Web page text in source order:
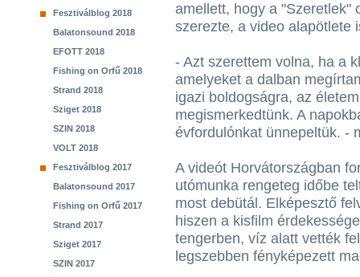
Fesztiválblog 2018
Balatonsound 2018
EFOTT 2018
Fishing on Orfű 2018
Strand 2018
Sziget 2018
SZIN 2018
VOLT 2018
Fesztiválblog 2017
Balatonsound 2017
Fishing on Orfű 2017
Strand 2017
Sziget 2017
SZIN 2017
amellett, hogy a "Szeretlek"
szerezte, a video alapötlete
- Azt szerettem volna, ha a
amelyeket a dalban
igazi boldogságra, az
megismerkedtünk. A
évfordulónkat ünnepeltük. -
A videót Horvátországban
utómunka rengeteg időbe
most debütál. Elképesztő
hiszen a kisfilm
tengerben, víz alatt vették
legszebben fényképezett